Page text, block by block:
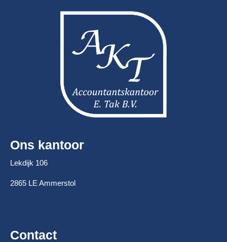
Ons kantoor
Lekdijk 106
2865 LE Ammerstol
Contact